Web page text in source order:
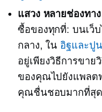
แสวง หลายช่องทาง
ซื้อของทุกที่: บนเว็
กลาง, ใน อิฐและปูน
อยู่เพียงวิธีการขา
ของคุณไปยังแพลต
คุณชื่นชอบมากที่สุด